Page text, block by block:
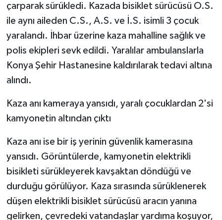
çarparak sürükledi. Kazada bisiklet sürücüsü O.S.
ile aynı aileden C.S., A.S. ve İ.S. isimli 3 çocuk
yaralandı. İhbar üzerine kaza mahalline sağlık ve
polis ekipleri sevk edildi. Yaralılar ambulanslarla
Konya Şehir Hastanesine kaldırılarak tedavi altına
alındı.
Kaza anı kameraya yansıdı, yaralı çocuklardan 2'si
kamyonetin altından çıktı
Kaza anı ise bir iş yerinin güvenlik kamerasına
yansıdı. Görüntülerde, kamyonetin elektrikli
bisikleti sürükleyerek kavşaktan döndüğü ve
durduğu görülüyor. Kaza sırasında sürüklenerek
düşen elektrikli bisiklet sürücüsü aracın yanına
gelirken, çevredeki vatandaşlar yardıma koşuyor,